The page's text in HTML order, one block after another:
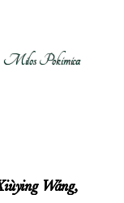
Milos Pokimica
Wáng,